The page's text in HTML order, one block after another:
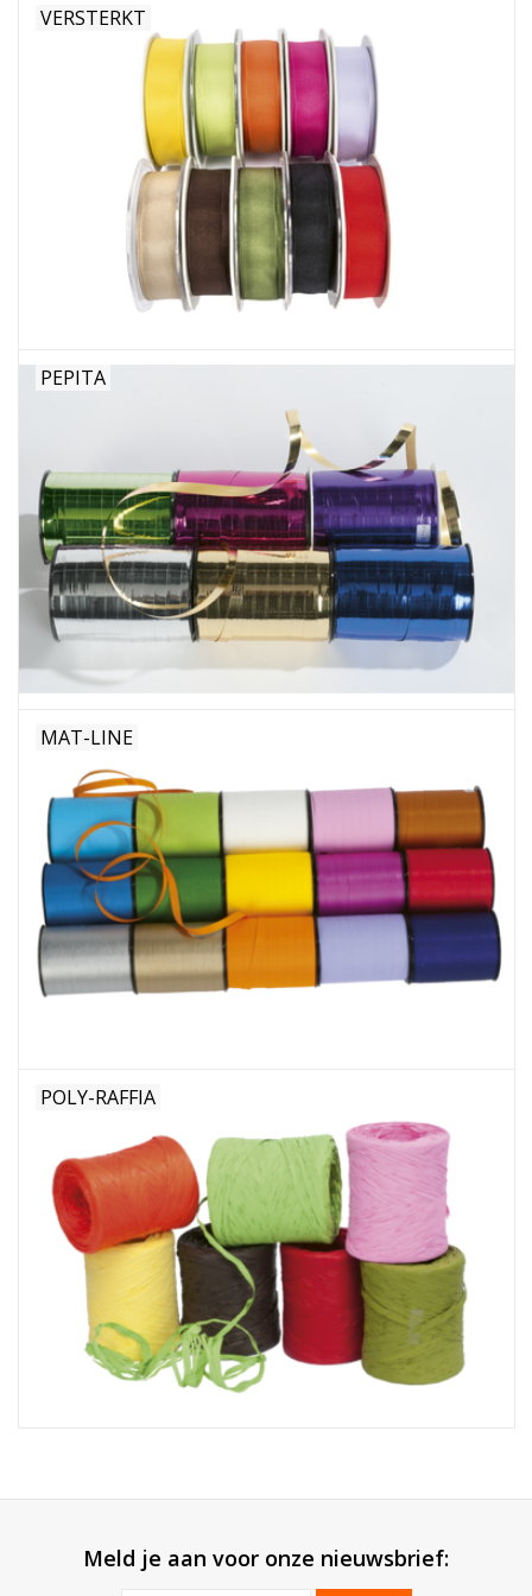
VERSTERKT
PEPITA
MAT-LINE
POLY-RAFFIA
Meld je aan voor onze nieuwsbrief: